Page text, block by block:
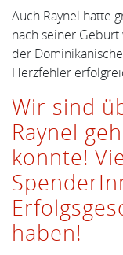
Auch Raynel hatte
nach seiner
der
Herzfehler
Wir sind
Raynel
konnte!
haben!